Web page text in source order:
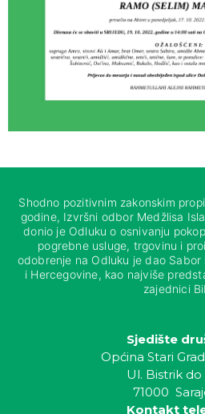
Shodno pozitivnim zakonskim
godine, Izvršni odbor Medžlisa
donio je Odluku o osnivanju
pogrebne usluge, trgovinu i
odobrenje na Odluku je dao
i Hercegovine, kao najviše
zajednici
Sjedište
Općina Stari
Ul. Bistrik do
71000
Kontakt